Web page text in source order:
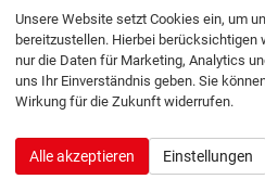
SpaceTourer
Cupra
Dacia
DS Automobiles
Unsere Website setzt Cookies ein, um
bereitzustellen. Hierbei berücksichtigen
nur die Daten für Marketing, Analytics
uns Ihr Einverständnis geben. Sie
Wirkung für die Zukunft widerrufen.
Alle akzeptieren Einstellungen